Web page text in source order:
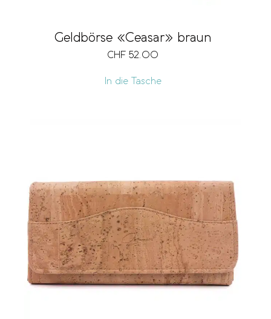
Geldbörse «Ceasar» braun
CHF 52.00
In die Tasche